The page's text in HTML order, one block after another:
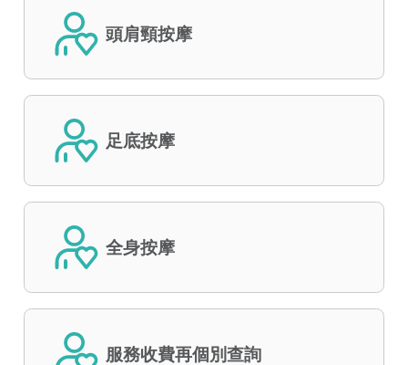
頭肩頸按摩
足底按摩
全身按摩
服務收費再個別查詢